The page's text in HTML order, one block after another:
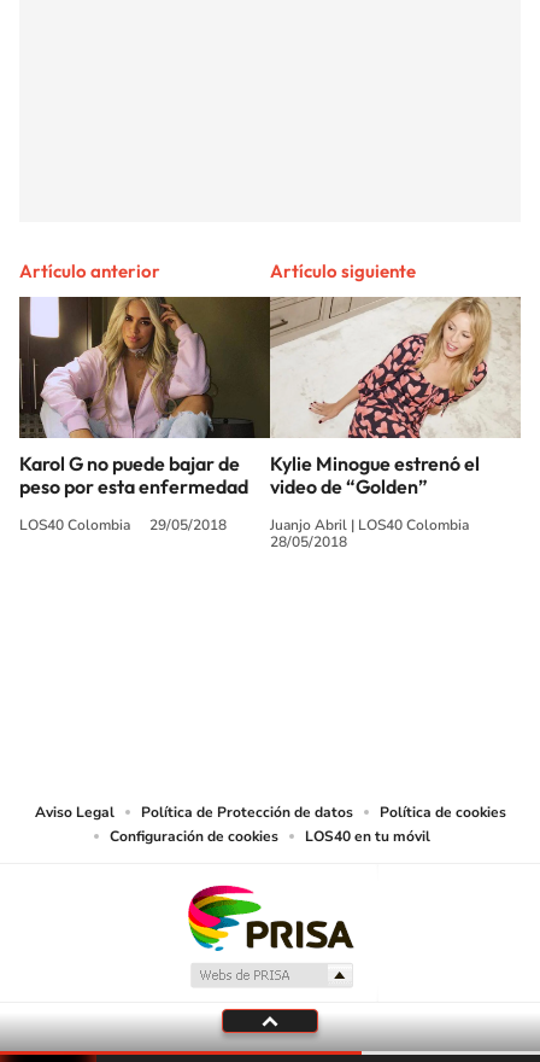
Artículo anterior
Karol G no puede bajar de
peso por esta enfermedad
LOS40 Colombia 29/05/2018
Artículo siguiente
Kylie Minogue estrenó el
video de “Golden”
Juanjo Abril | LOS40 Colombia
28/05/2018
Aviso Legal Política de Protección de datos
Política de cookies
Configuración de cookies
LOS40 en tu móvil